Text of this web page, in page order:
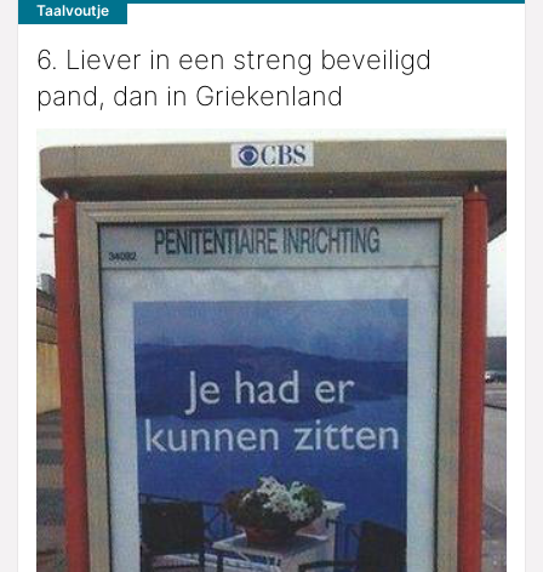
Taalvoutje
6. Liever in een streng beveiligd
pand, dan in Griekenland